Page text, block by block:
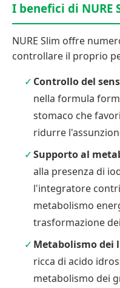
I benefici di NURE
NURE Slim offre
controllare il proprio
Controllo del
nella formula
stomaco che
ridurre
Supporto al
alla presenza di
l'integratore
metabolismo
trasformazione
Metabolismo dei
ricca di acido
metabolismo dei